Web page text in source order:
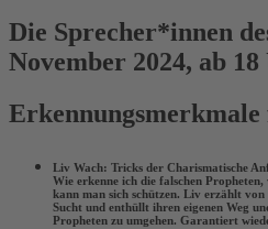
Die Sprecher*innen
November 2024, ab
Liv Wach: Tricks der Charismatische
Wie erkenne ich die falschen
kann man sich schützen. Liv erzählt
Sucht und enthüllt ihren eigenen Weg
Propheten zu umgehen. Garantiert